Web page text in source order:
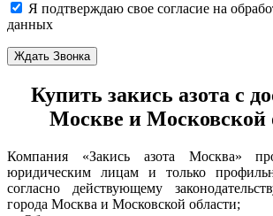
Я подтверждаю свое согласие на
данных
Ждать Звонка
Купить закись азота с
Москве и Московской
Компания «Закись азота Москва»
юридическим лицам и только
согласно действующему
города Москва и Московской области;